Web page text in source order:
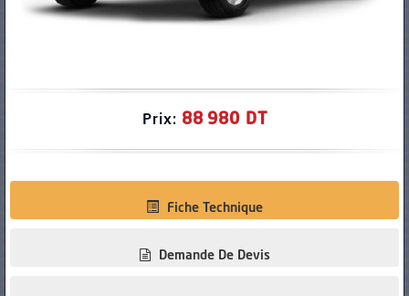
Prix: 88 980 DT
Fiche Technique
Demande De Devis